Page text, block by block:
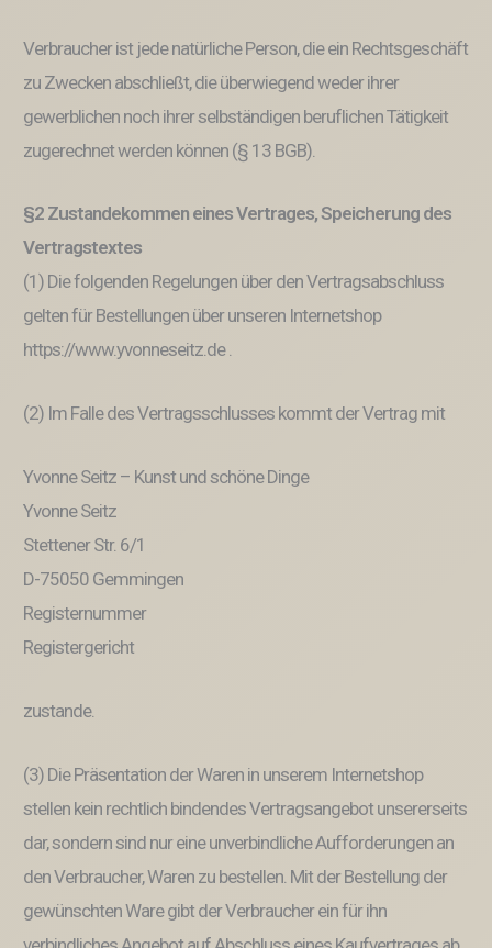
Verbraucher ist jede natürliche Person, die ein Rechtsgeschäft
zu Zwecken abschließt, die überwiegend weder ihrer
gewerblichen noch ihrer selbständigen beruflichen Tätigkeit
zugerechnet werden können (§ 13 BGB).
§2 Zustandekommen eines Vertrages, Speicherung des
Vertragstextes
(1) Die folgenden Regelungen über den Vertragsabschluss
gelten für Bestellungen über unseren Internetshop
https://www.yvonneseitz.de .
(2) Im Falle des Vertragsschlusses kommt der Vertrag mit
Yvonne Seitz – Kunst und schöne Dinge
Yvonne Seitz
Stettener Str. 6/1
D-75050 Gemmingen
Registernummer
Registergericht
zustande.
(3) Die Präsentation der Waren in unserem Internetshop
stellen kein rechtlich bindendes Vertragsangebot unsererseits
dar, sondern sind nur eine unverbindliche Aufforderungen an
den Verbraucher, Waren zu bestellen. Mit der Bestellung der
gewünschten Ware gibt der Verbraucher ein für ihn